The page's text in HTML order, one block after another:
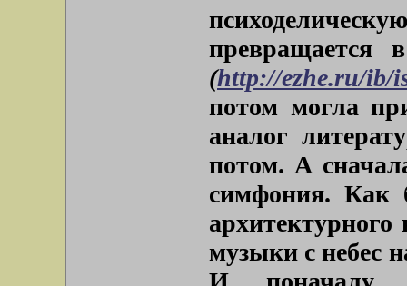
превращается
(http://ezhe.ru/ib/
потом могла
аналог
потом. А
симфония. Как
музыки с небес